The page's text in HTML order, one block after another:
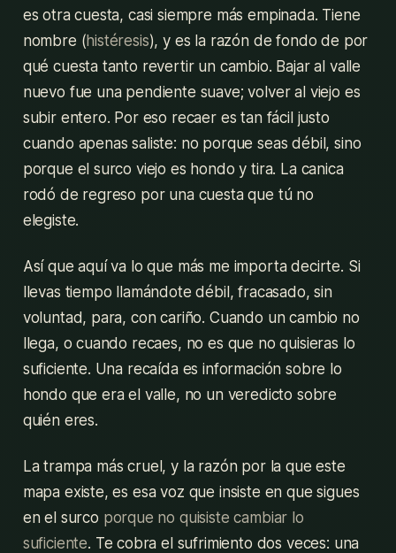
es otra cuesta, casi siempre más empinada. Tiene
nombre (histéresis), y es la razón de fondo de por
qué cuesta tanto revertir un cambio. Bajar al valle
nuevo fue una pendiente suave; volver al viejo es
subir entero. Por eso recaer es tan fácil justo
cuando apenas saliste: no porque seas débil, sino
porque el surco viejo es hondo y tira. La canica
rodó de regreso por una cuesta que tú no
elegiste.
Así que aquí va lo que más me importa decirte. Si
llevas tiempo llamándote débil, fracasado, sin
voluntad, para, con cariño. Cuando un cambio no
llega, o cuando recaes, no es que no quisieras lo
suficiente. Una recaída es información sobre lo
hondo que era el valle, no un veredicto sobre
quién eres.
La trampa más cruel, y la razón por la que este
mapa existe, es esa voz que insiste en que sigues
en el surco porque no quisiste cambiar lo
suficiente. Te cobra el sufrimiento dos veces: una